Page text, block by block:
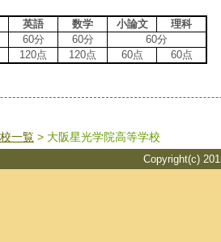
英語 数学 小論文
理科
60分 60分
60分
120点 120点 60点 60点
一覧 > 大阪星光学院高等学校
Copyright(c)